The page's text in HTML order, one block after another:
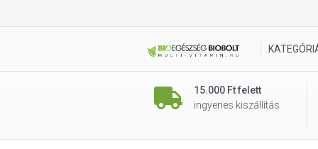
15.000 Ft felett
ingyenes kiszállítás